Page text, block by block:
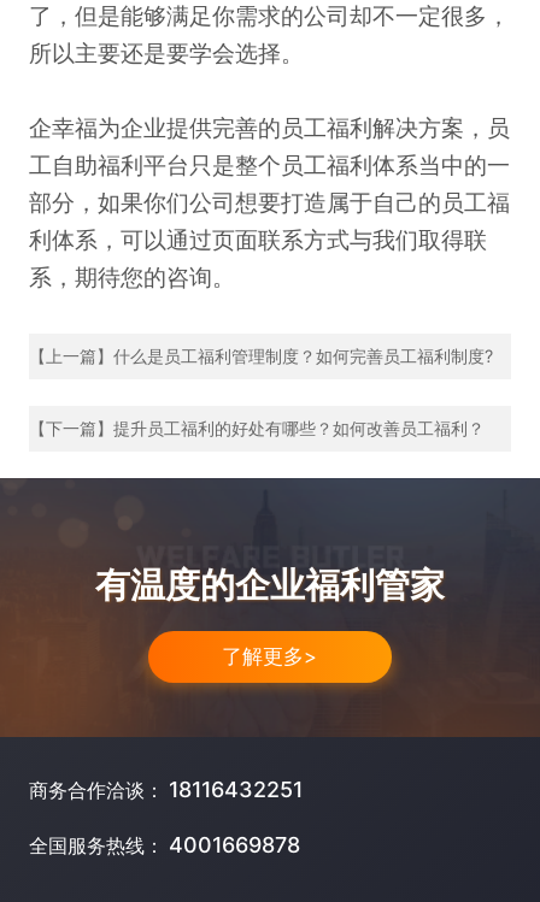
了，但是能够满足你需求的公司却不一定很多，
所以主要还是要学会选择。
企幸福为企业提供完善的员工福利解决方案，员
工自助福利平台只是整个员工福利体系当中的一
部分，如果你们公司想要打造属于自己的员工福
利体系，可以通过页面联系方式与我们取得联
系，期待您的咨询。
【上一篇】什么是员工福利管理制度？如何完善员工福利制度?
【下一篇】提升员工福利的好处有哪些？如何改善员工福利？
有温度的企业福利管家
了解更多>
商务合作洽谈： 18116432251
全国服务热线： 4001669878